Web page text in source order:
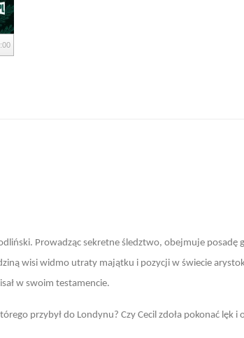
Prowadząc sekretne śledztwo, obejmuje posadę
wisi widmo utraty majątku i pozycji w świecie
w swoim testamencie.
przybył do Londynu? Czy Cecil zdoła pokonać lęk i